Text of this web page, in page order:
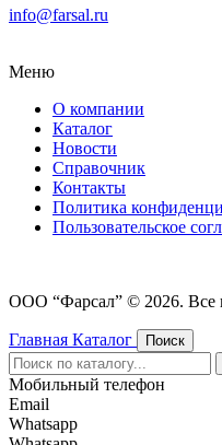
info@farsal.ru
Меню
О компании
Каталог
Новости
Cправочник
Контакты
Политика
Пользовательское
ООО “Фарсал” © 2026. Все
Главная Каталог
Поиск
Мобильный телефон
Email
Whatsapp